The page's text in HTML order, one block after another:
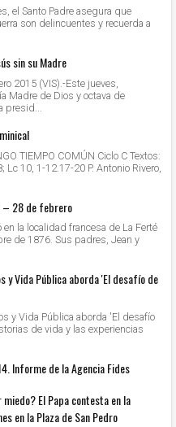
el Santo Padre asegura que
son delincuentes y recuerda a
sin su Madre
2015 (VIS).-Este jueves,
Madre de Dios y octava de
presid...
TIEMPO COMÚN Ciclo C Textos:
Lc 10, 1-12.17-20 P. Antonio Rivero,
– 28 de febrero
la localidad francesa de La Ferté
de 1876. Sus padres, Jean y
y Vida Pública aborda 'El desafío de
y Vida Pública aborda 'El desafío
de vida y las experiencias
Informe de la Agencia Fides
El Papa contesta en la
en la Plaza de San Pedro